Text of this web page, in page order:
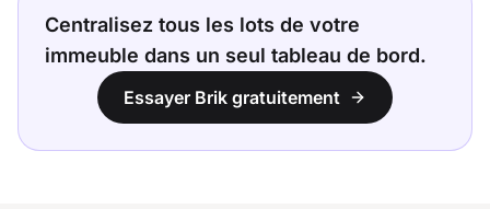
Centralisez tous les lots de votre
immeuble dans un seul tableau de bord.
Essayer Brik gratuitement